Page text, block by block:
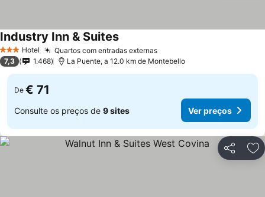
3 EstrelasHotel Quartos com entradas externas
Industry Inn & Suites
7,3 1.468 La Puente, a 12.0 km de Montebello
De € 71
Consulte os preços de 9 sites Ver preços
Partilhar